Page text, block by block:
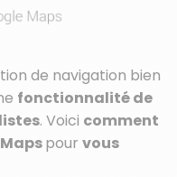
de navigation bien
fonctionnalité de
. Voici comment
pour vous